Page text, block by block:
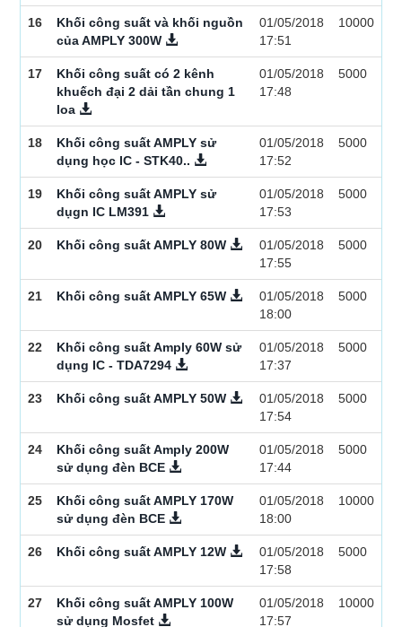
16
Khối công suất và khối nguồn
của AMPLY 300W
01/05/2018
17:51
10000
17
Khối công suất có 2 kênh
khuếch đại 2 dải tần chung 1
loa
01/05/2018
17:48
5000
18
Khối công suất AMPLY sử
dụng học IC - STK40..
01/05/2018
17:52
5000
19
Khối công suất AMPLY sử
dụgn IC LM391
01/05/2018
17:53
5000
20 Khối công suất AMPLY 80W
01/05/2018
17:55
5000
21 Khối công suất AMPLY 65W
01/05/2018
18:00
5000
22
Khối công suất Amply 60W sử
dụng IC - TDA7294
01/05/2018
17:37
5000
23 Khối công suất AMPLY 50W
01/05/2018
17:54
5000
24
Khối công suất Amply 200W
sử dụng đèn BCE
01/05/2018
17:44
5000
25
Khối công suất AMPLY 170W
sử dụng đèn BCE
01/05/2018
18:00
10000
26 Khối công suất AMPLY 12W
01/05/2018
17:58
5000
27
Khối công suất AMPLY 100W
sử dụng Mosfet
01/05/2018
17:57
10000